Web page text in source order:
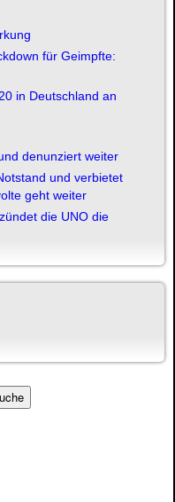
für Geimpfte:
in Deutschland an
denunziert weiter
und verbietet
geht weiter
die UNO die